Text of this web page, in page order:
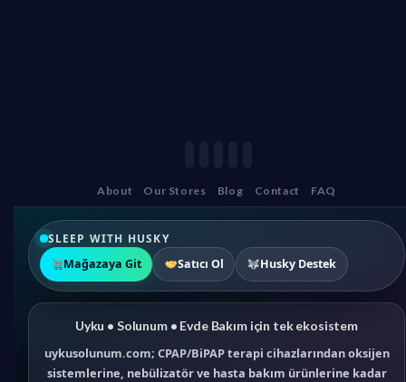
About Our Stores Blog Contact FAQ
SLEEP WITH HUSKY
Mağazaya Git
Satıcı Ol Husky Destek
Uyku • Solunum • Evde Bakım için tek ekosistem
uykusolunum.com; CPAP/BiPAP terapi cihazlarından oksijen
sistemlerine, nebülizatör ve hasta bakım ürünlerine kadar